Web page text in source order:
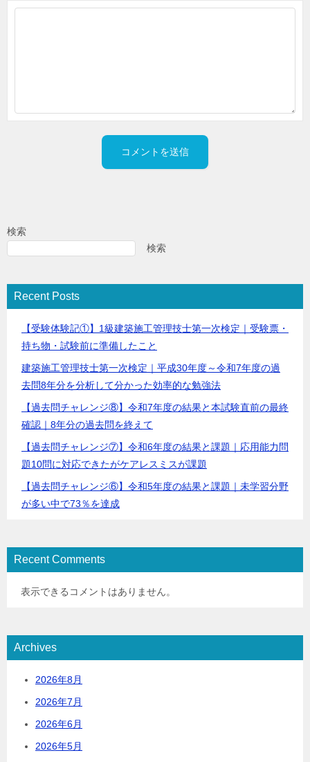
検索
検索
Recent Posts
【受験体験記①】1級建築施工管理技士第一次検定｜受験票・
持ち物・試験前に準備したこと
建築施工管理技士第一次検定｜平成30年度～令和7年度の過
去問8年分を分析して分かった効率的な勉強法
【過去問チャレンジ⑧】令和7年度の結果と本試験直前の最終
確認｜8年分の過去問を終えて
【過去問チャレンジ⑦】令和6年度の結果と課題｜応用能力問
題10問に対応できたがケアレスミスが課題
【過去問チャレンジ⑥】令和5年度の結果と課題｜未学習分野
が多い中で73％を達成
Recent Comments
表示できるコメントはありません。
Archives
2026年8月
2026年7月
2026年6月
2026年5月